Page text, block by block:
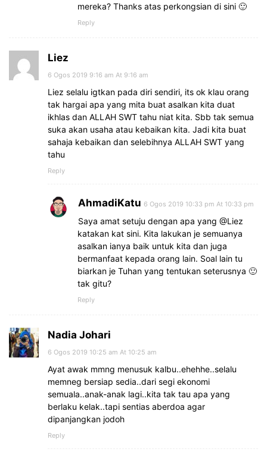
mereka? Thanks atas perkongsian di sini 🙂
Reply
Liez
6 Ogos 2019 9:16 am At 9:16 am
Liez selalu igtkan pada diri sendiri, its ok klau orang
tak hargai apa yang mita buat asalkan kita duat
ikhlas dan ALLAH SWT tahu niat kita. Sbb tak semua
suka akan usaha atau kebaikan kita. Jadi kita buat
sahaja kebaikan dan selebihnya ALLAH SWT yang
tahu
Reply
AhmadiKatu 6 Ogos 2019 10:33 pm At 10:33 pm
Saya amat setuju dengan apa yang @Liez
katakan kat sini. Kita lakukan je semuanya
asalkan ianya baik untuk kita dan juga
bermanfaat kepada orang lain. Soal lain tu
biarkan je Tuhan yang tentukan seterusnya 🙂
tak gitu?
Reply
Nadia Johari
6 Ogos 2019 10:25 am At 10:25 am
Ayat awak mmng menusuk kalbu..ehehhe..selalu
memneg bersiap sedia..dari segi ekonomi
semuala..anak-anak lagi..kita tak tau apa yang
berlaku kelak..tapi sentias aberdoa agar
dipanjangkan jodoh
Reply